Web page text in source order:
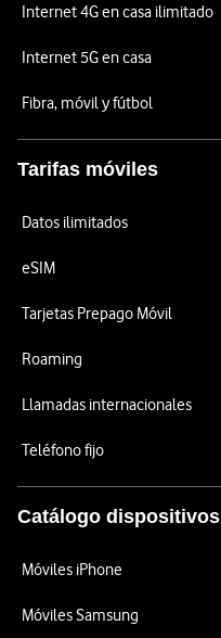
Internet 4G en casa ilimitado
Internet 5G en casa
Fibra, móvil y fútbol
Tarifas móviles
Datos ilimitados
eSIM
Tarjetas Prepago Móvil
Roaming
Llamadas internacionales
Teléfono fijo
Catálogo dispositivos
Móviles iPhone
Móviles Samsung